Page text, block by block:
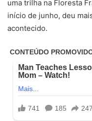
uma trilha na Floresta
início de junho, deu
acontecido.